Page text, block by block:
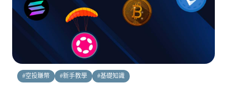
#空投賺幣 #新手教學 #基礎知識